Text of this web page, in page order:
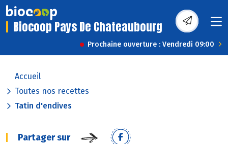
Biocoop Pays De Chateaubourg
Prochaine ouverture : Vendredi 09:00
Accueil
Toutes nos recettes
Tatin d'endives
Partager sur